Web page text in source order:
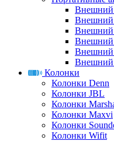
Внешний
Внешний
Внешний
Внешний
Внешний
Внешний
Колонки
Колонки Denn
Колонки JBL
Колонки
Колонки Maxvi
Колонки
Колонки Wifit